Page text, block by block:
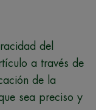
del
a través de
de la
sea preciso y